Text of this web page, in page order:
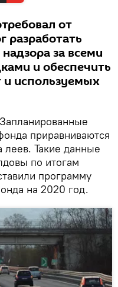
от
разработать
за всеми
и обеспечить
и используемых
Запланированные
приравниваются
Такие данные
по итогам
программу
на 2020 год.